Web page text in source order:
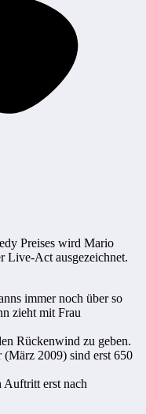
Preises wird Mario
Live-Act ausgezeichnet.
immer noch über so
zieht mit Frau
Rückenwind zu geben.
2009) sind erst 650
erst nach